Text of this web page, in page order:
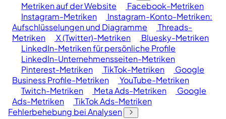
Metriken auf der Website
Facebook-Metriken
Instagram-Metriken
Instagram-Konto-Metriken:
Aufschlüsselungen und Diagramme
Threads-
Metriken
X (Twitter)-Metriken
Bluesky-Metriken
LinkedIn-Metriken für persönliche Profile
LinkedIn-Unternehmensseiten-Metriken
Pinterest-Metriken
TikTok-Metriken
Google
Business Profile-Metriken
YouTube-Metriken
Twitch-Metriken
Meta Ads-Metriken
Google
Ads-Metriken
TikTok Ads-Metriken
Fehlerbehebung bei Analysen